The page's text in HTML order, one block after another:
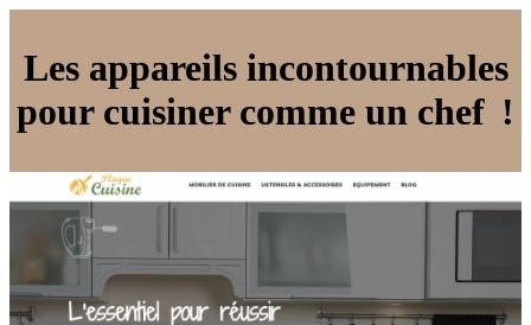
Les appareils incontournables
pour cuisiner comme un chef !